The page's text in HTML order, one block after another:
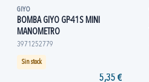
GIYO
BOMBA GIYO GP-41S MINI
MANOMETRO
3971252779
Sin stock
5,35 €